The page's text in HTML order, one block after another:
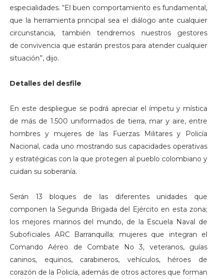
especialidades. “El buen comportamiento es fundamental,
que la herramienta principal sea el diálogo ante cualquier
circunstancia, también tendremos nuestros gestores
de convivencia que estarán prestos para atender cualquier
situación”, dijo.
Detalles del desfile
En este despliegue se podrá apreciar el ímpetu y mística
de más de 1.500 uniformados de tierra, mar y aire, entre
hombres y mujeres de las Fuerzas Militares y Policía
Nacional, cada uno mostrando sus capacidades operativas
y estratégicas con la que protegen al pueblo colombiano y
cuidan su soberanía.
Serán 13 bloques de las diferentes unidades que
componen la Segunda Brigada del Ejército en esta zona;
los mejores marinos del mundo, de la Escuela Naval de
Suboficiales ARC Barranquilla; mujeres que integran el
Comando Aéreo de Combate No 3, veteranos, guías
caninos, equinos, carabineros, vehículos, héroes de
corazón de la Policía, además de otros actores que forman